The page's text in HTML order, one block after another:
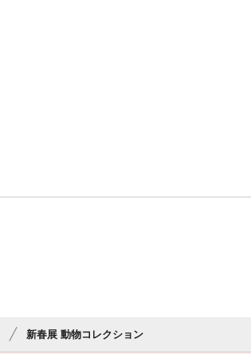
新春展 動物コレクション